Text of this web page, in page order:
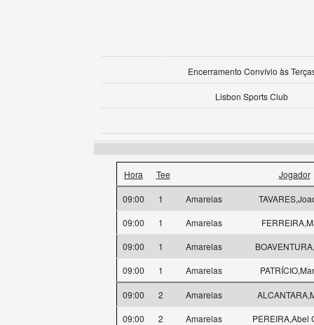
Encerramento Convívio às
Lisbon Sports Club
Hora Tee Jogador
09:00 1 Amarelas
09:00
1 Amarelas
09:00
1 Amarelas
09:00
1 Amarelas
09:00 2 Amarelas
09:00
2 Amarelas
PEREIRA,Abel